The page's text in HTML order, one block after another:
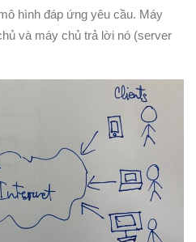
hình đáp ứng yêu cầu. Máy
và máy chủ trả lời nó (server